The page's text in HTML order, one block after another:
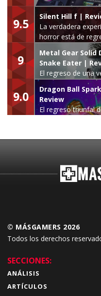
9.5
Silent Hill f |
La verdadera
horror está de
9
Metal Gear Solid
Snake Eater |
El regreso de una
leyenda
9.0
Dragon Ball
Review
El regreso triunfal
© MÁSGAMERS 2026
Todos los derechos
SECCIONES:
ANÁLISIS
ARTÍCULOS